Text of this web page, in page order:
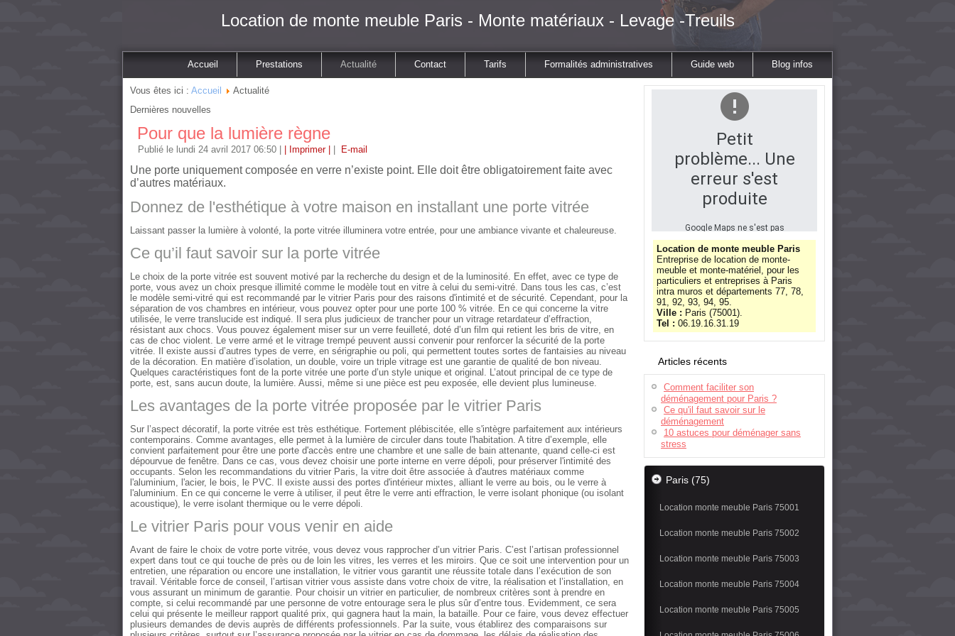
Location de monte meuble Paris - Monte matériaux - Levage -Treuils
Accueil Prestations Actualité Contact Tarifs Formalités administratives Guide web Blog infos
Vous êtes ici : Accueil
Actualité
Dernières nouvelles
Pour que la lumière règne
Publié le lundi 24 avril 2017 06:50 | Imprimer | E-mail
Une porte uniquement composée en verre n’existe point. Elle doit être obligatoirement faite avec
d’autres matériaux.
Donnez de l'esthétique à votre maison en installant une porte vitrée
Laissant passer la lumière à volonté, la porte vitrée illuminera votre entrée, pour une ambiance vivante et chaleureuse.
Ce qu’il faut savoir sur la porte vitrée
Le choix de la porte vitrée est souvent motivé par la recherche du design et de la luminosité. En effet, avec ce type de
porte, vous avez un choix presque illimité comme le modèle tout en vitre à celui du semi-vitré. Dans tous les cas, c’est
le modèle semi-vitré qui est recommandé par le vitrier Paris pour des raisons d'intimité et de sécurité. Cependant, pour la
séparation de vos chambres en intérieur, vous pouvez opter pour une porte 100 % vitrée. En ce qui concerne la vitre
utilisée, le verre translucide est indiqué. Il sera plus judicieux de trancher pour un vitrage retardateur d’effraction,
résistant aux chocs. Vous pouvez également miser sur un verre feuilleté, doté d’un film qui retient les bris de vitre, en
cas de choc violent. Le verre armé et le vitrage trempé peuvent aussi convenir pour renforcer la sécurité de la porte
vitrée. Il existe aussi d’autres types de verre, en sérigraphie ou poli, qui permettent toutes sortes de fantaisies au niveau
de la décoration. En matière d’isolation, un double, voire un triple vitrage est une garantie de qualité de bon niveau.
Quelques caractéristiques font de la porte vitrée une porte d’un style unique et original. L’atout principal de ce type de
porte, est, sans aucun doute, la lumière. Aussi, même si une pièce est peu exposée, elle devient plus lumineuse.
Les avantages de la porte vitrée proposée par le vitrier Paris
Sur l’aspect décoratif, la porte vitrée est très esthétique. Fortement plébiscitée, elle s'intègre parfaitement aux intérieurs
contemporains. Comme avantages, elle permet à la lumière de circuler dans toute l'habitation. A titre d’exemple, elle
convient parfaitement pour être une porte d'accès entre une chambre et une salle de bain attenante, quand celle-ci est
dépourvue de fenêtre. Dans ce cas, vous devez choisir une porte interne en verre dépoli, pour préserver l'intimité des
occupants. Selon les recommandations du vitrier Paris, la vitre doit être associée à d'autres matériaux comme
l'aluminium, l'acier, le bois, le PVC. Il existe aussi des portes d'intérieur mixtes, alliant le verre au bois, ou le verre à
l'aluminium. En ce qui concerne le verre à utiliser, il peut être le verre anti effraction, le verre isolant phonique (ou isolant
acoustique), le verre isolant thermique ou le verre dépoli.
Le vitrier Paris pour vous venir en aide
Avant de faire le choix de votre porte vitrée, vous devez vous rapprocher d’un vitrier Paris. C’est l’artisan professionnel
expert dans tout ce qui touche de près ou de loin les vitres, les verres et les miroirs. Que ce soit une intervention pour un
entretien, une réparation ou encore une installation, le vitrier vous garantit une réussite totale dans l’exécution de son
travail. Véritable force de conseil, l’artisan vitrier vous assiste dans votre choix de vitre, la réalisation et l’installation, en
vous assurant un minimum de garantie. Pour choisir un vitrier en particulier, de nombreux critères sont à prendre en
compte, si celui recommandé par une personne de votre entourage sera le plus sûr d’entre tous. Evidemment, ce sera
celui qui présente le meilleur rapport qualité prix, qui gagnera haut la main, la bataille. Pour ce faire, vous devez effectuer
plusieurs demandes de devis auprès de différents professionnels. Par la suite, vous établirez des comparaisons sur
Petit
problème... Une
erreur s'est
produite
Google Maps ne s'est pas
chargé correctement sur cette
page. Pour plus d'informations
techniques sur cette erreur,
veuillez consulter la console
JavaScript.
Location de monte meuble Paris
Entreprise de location de monte-
meuble et monte-matériel, pour les
particuliers et entreprises à Paris
intra muros et départements 77, 78,
91, 92, 93, 94, 95.
Ville : Paris (75001).
Tel : 06.19.16.31.19
Articles récents
Comment faciliter son
déménagement pour Paris ?
Ce qu'il faut savoir sur le
déménagement
10 astuces pour déménager sans
stress
Paris (75)
Location monte meuble Paris 75001
Location monte meuble Paris 75002
Location monte meuble Paris 75003
Location monte meuble Paris 75004
Location monte meuble Paris 75005